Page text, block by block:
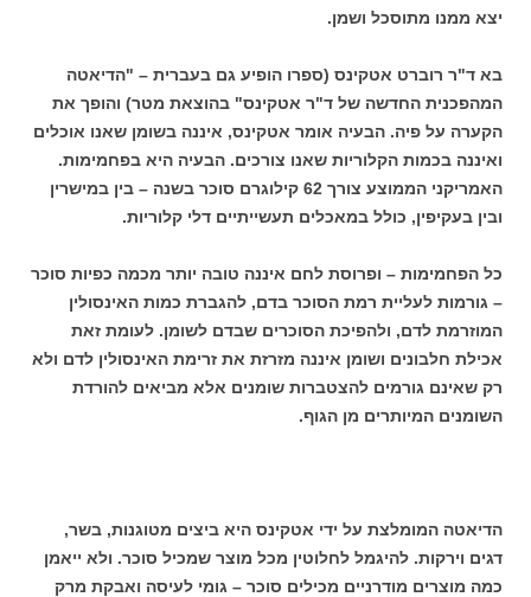
יצא ממנו מתוסכל ושמן.
בא ד"ר רוברט אטקינס (ספרו הופיע גם בעברית – "הדיאטה
המהפכנית החדשה של ד"ר אטקינס" בהוצאת מטר) והופך את
הקערה על פיה. הבעיה אומר אטקינס, איננה בשומן שאנו אוכלים
ואיננה בכמות הקלוריות שאנו צורכים. הבעיה היא בפחמימות.
האמריקני הממוצע צורך 62 קילוגרם סוכר בשנה – בין במישרין
ובין בעקיפין, כולל במאכלים תעשייתיים דלי קלוריות.
כל הפחמימות – ופרוסת לחם איננה טובה יותר מכמה כפיות סוכר
– גורמות לעליית רמת הסוכר בדם, להגברת כמות האינסולין
המוזרמת לדם, ולהפיכת הסוכרים שבדם לשומן. לעומת זאת
אכילת חלבונים ושומן איננה מזרזת את זרימת האינסולין לדם ולא
רק שאינם גורמים להצטברות שומנים אלא מביאים להורדת
השומנים המיותרים מן הגוף.
הדיאטה המומלצת על ידי אטקינס היא ביצים מטוגנות, בשר,
דגים וירקות. להיגמל לחלוטין מכל מוצר שמכיל סוכר. ולא ייאמן
כמה מוצרים מודרניים מכילים סוכר – גומי לעיסה ואבקת מרק